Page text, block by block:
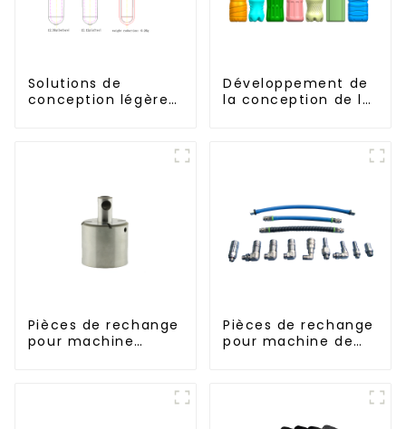
Solutions de
conception légères
Développement de
la conception de la
Pièces de rechange
pour machine
Pièces de rechange
pour machine de